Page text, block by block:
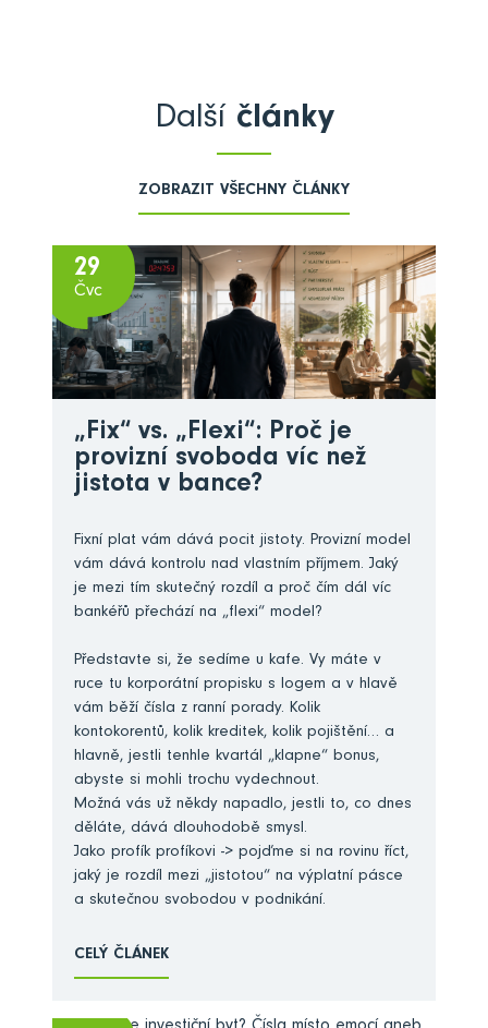
Další články
ZOBRAZIT VŠECHNY ČLÁNKY
29
Čvc
„Fix“ vs. „Flexi“: Proč je
provizní svoboda víc než
jistota v bance?
Fixní plat vám dává pocit jistoty. Provizní model
vám dává kontrolu nad vlastním příjmem. Jaký
je mezi tím skutečný rozdíl a proč čím dál víc
bankéřů přechází na „flexi“ model?
Představte si, že sedíme u kafe. Vy máte v
ruce tu korporátní propisku s logem a v hlavě
vám běží čísla z ranní porady. Kolik
kontokorentů, kolik kreditek, kolik pojištění… a
hlavně, jestli tenhle kvartál „klapne“ bonus,
abyste si mohli trochu vydechnout.
Možná vás už někdy napadlo, jestli to, co dnes
děláte, dává dlouhodobě smysl.
Jako profík profíkovi -> pojďme si na rovinu říct,
jaký je rozdíl mezi „jistotou“ na výplatní pásce
a skutečnou svobodou v podnikání.
CELÝ ČLÁNEK